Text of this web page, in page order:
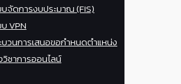
บจัดการงบประมาณ (FIS)
VPN
บวนการเสนอขอกำหนดตำแหน่ง
วิชาการออนไลน์